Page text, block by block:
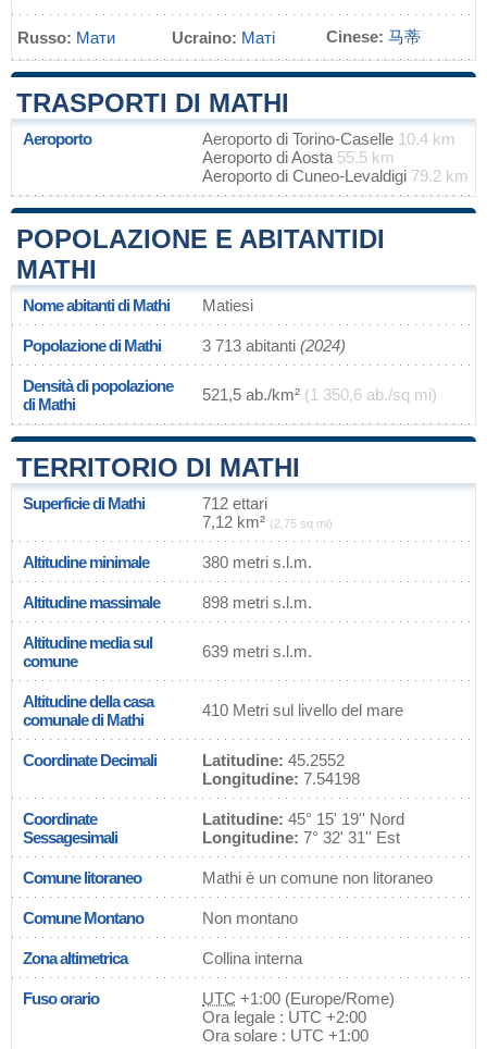
Russo: Мати Ucraino: Маті Cinese: 马蒂
TRASPORTI DI MATHI
Aeroporto Aeroporto di Torino-Caselle 10.4 km
Aeroporto di Aosta 55.5 km
Aeroporto di Cuneo-Levaldigi 79.2 km
POPOLAZIONE E ABITANTIDI
MATHI
Nome abitanti di Mathi Matiesi
Popolazione di Mathi 3 713 abitanti (2024)
Densità di popolazione
di Mathi
521,5 ab./km² (1 350,6 ab./sq mi)
TERRITORIO DI MATHI
Superficie di Mathi
712 ettari
7,12 km² (2,75 sq mi)
Altitudine minimale 380 metri s.l.m.
Altitudine massimale 898 metri s.l.m.
Altitudine media sul
comune
639 metri s.l.m.
Altitudine della casa
comunale di Mathi
410 Metri sul livello del mare
Coordinate Decimali Latitudine: 45.2552
Longitudine: 7.54198
Coordinate
Sessagesimali
Latitudine: 45° 15' 19'' Nord
Longitudine: 7° 32' 31'' Est
Comune litoraneo Mathi è un comune non litoraneo
Comune Montano Non montano
Zona altimetrica Collina interna
Fuso orario UTC +1:00 (Europe/Rome)
Ora legale : UTC +2:00
Ora solare : UTC +1:00